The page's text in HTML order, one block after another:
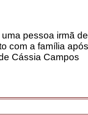
pessoa irmã de
com a família após
Cássia Campos